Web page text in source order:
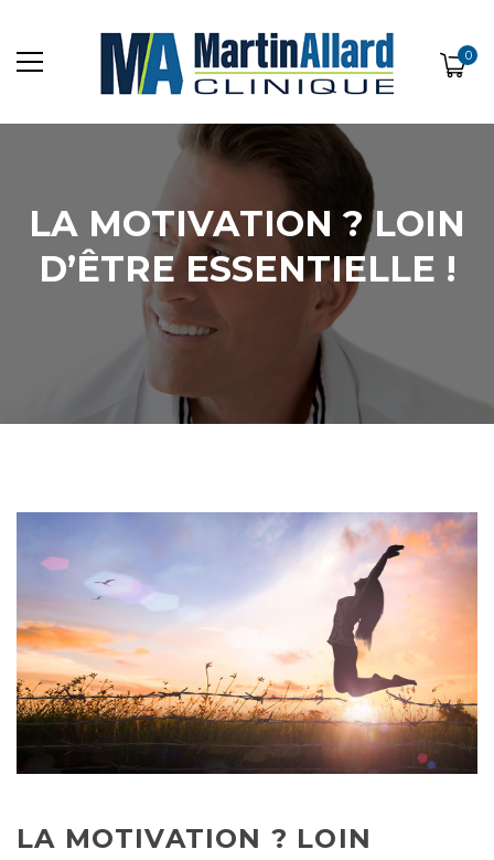
0
LA MOTIVATION ? LOIN
D’ÊTRE ESSENTIELLE !
LA MOTIVATION ? LOIN